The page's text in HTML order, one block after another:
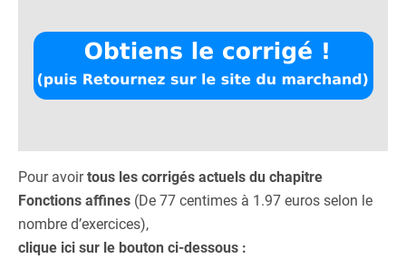
Pour avoirtous les corrigés actuels du chapitre
Fonctions affines (De 77 centimes à 1.97 euros selon le
nombre d’exercices),
clique ici sur le bouton ci-dessous :